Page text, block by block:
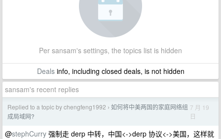
Per sansam's settings, the topics list is hidden
Dealsinfo, including closed deals, is not hidden
sansam's recent replies
Replied to a topic by chengfeng1992 › 如何将中美两国的家庭网络组
成局域网?
7 月 19
日
@stephCurry 强制走 derp 中转，中国<->derp 协议<->美国，这样就